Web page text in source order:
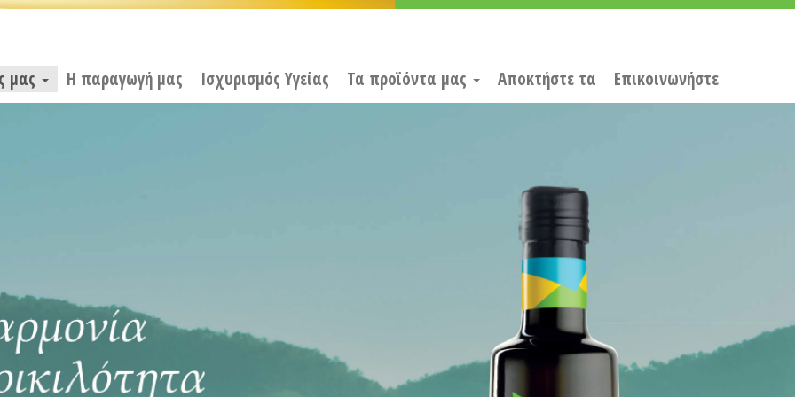
μας Η παραγωγή μας Ισχυρισμός Υγείας Τα προϊόντα μας Αποκτήστε τα Επικοινωνήστε